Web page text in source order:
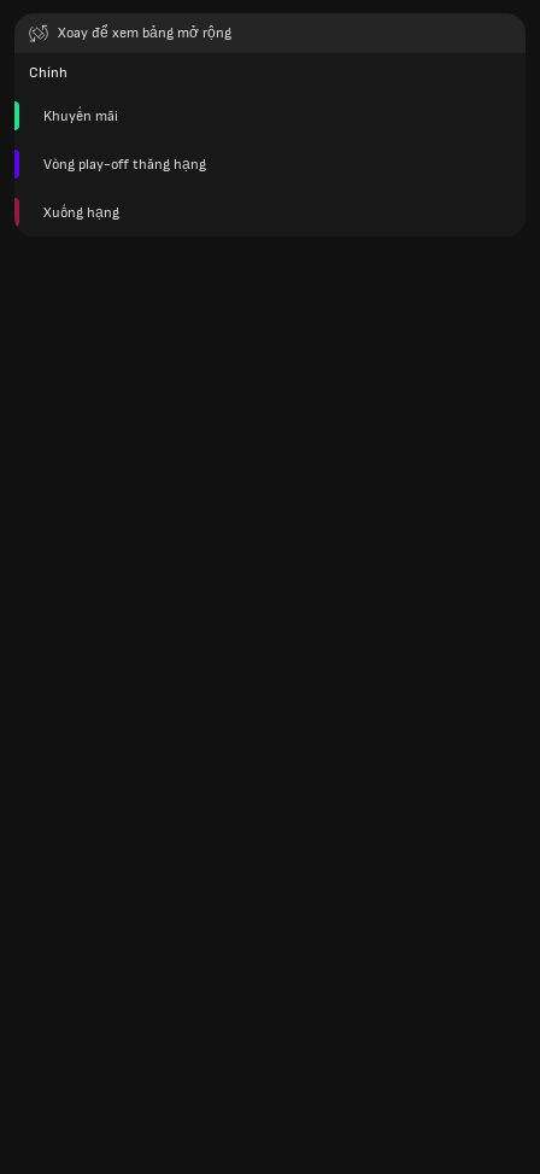
Xoay để xem bảng mở rộng
Chính
Khuyến mãi
Vòng play-off thăng hạng
Xuống hạng